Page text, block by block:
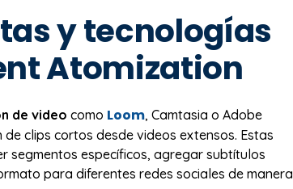
y tecnologías
Atomization
de video como Loom, Camtasia o Adobe
clips cortos desde videos extensos. Estas
segmentos específicos, agregar subtítulos
para diferentes redes sociales de manera